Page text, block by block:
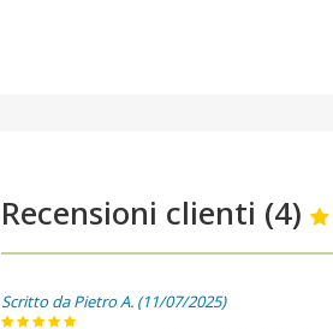
Recensioni clienti (4)
Scritto da Pietro A. (11/07/2025)